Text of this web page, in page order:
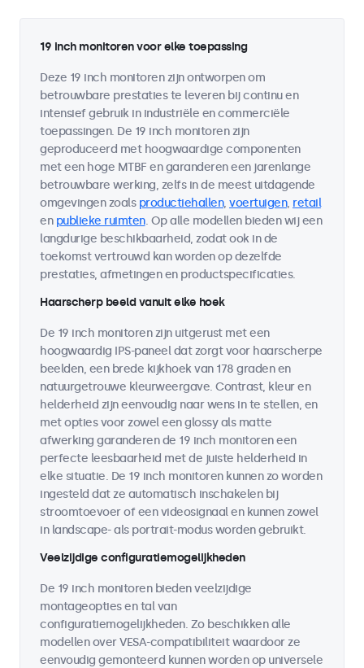
19 inch monitoren voor elke toepassing
Deze 19 inch monitoren zijn ontworpen om
betrouwbare prestaties te leveren bij continu en
intensief gebruik in industriële en commerciële
toepassingen. De 19 inch monitoren zijn
geproduceerd met hoogwaardige componenten
met een hoge MTBF en garanderen een jarenlange
betrouwbare werking, zelfs in de meest uitdagende
omgevingen zoals productiehallen, voertuigen, retail
en publieke ruimten. Op alle modellen bieden wij een
langdurige beschikbaarheid, zodat ook in de
toekomst vertrouwd kan worden op dezelfde
prestaties, afmetingen en productspecificaties.
Haarscherp beeld vanuit elke hoek
De 19 inch monitoren zijn uitgerust met een
hoogwaardig IPS-paneel dat zorgt voor haarscherpe
beelden, een brede kijkhoek van 178 graden en
natuurgetrouwe kleurweergave. Contrast, kleur en
helderheid zijn eenvoudig naar wens in te stellen, en
met opties voor zowel een glossy als matte
afwerking garanderen de 19 inch monitoren een
perfecte leesbaarheid met de juiste helderheid in
elke situatie. De 19 inch monitoren kunnen zo worden
ingesteld dat ze automatisch inschakelen bij
stroomtoevoer of een videosignaal en kunnen zowel
in landscape- als portrait-modus worden gebruikt.
Veelzijdige configuratiemogelijkheden
De 19 inch monitoren bieden veelzijdige
montageopties en tal van
configuratiemogelijkheden. Zo beschikken alle
modellen over VESA-compatibiliteit waardoor ze
eenvoudig gemonteerd kunnen worden op universele